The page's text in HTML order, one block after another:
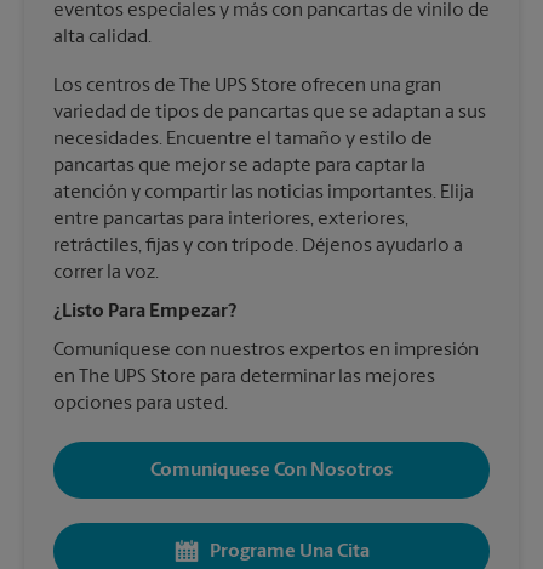
eventos especiales y más con pancartas de vinilo de
alta calidad.
Los centros de The UPS Store ofrecen una gran
variedad de tipos de pancartas que se adaptan a sus
necesidades. Encuentre el tamaño y estilo de
pancartas que mejor se adapte para captar la
atención y compartir las noticias importantes. Elija
entre pancartas para interiores, exteriores,
retráctiles, fijas y con trípode. Déjenos ayudarlo a
correr la voz.
¿Listo Para Empezar?
Comuníquese con nuestros expertos en impresión
en The UPS Store para determinar las mejores
opciones para usted.
Comuníquese Con Nosotros
Programe Una Cita